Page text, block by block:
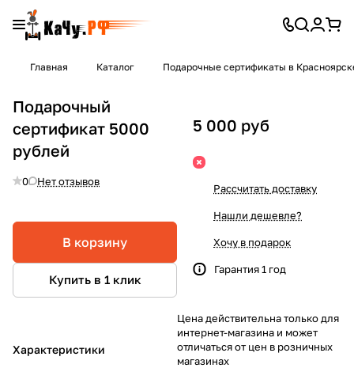
Главная Каталог Подарочные сертификаты в
Подарочный
сертификат 5000
рублей
0 Нет отзывов
В корзину
Купить в 1 клик
Характеристики
5 000 руб
Рассчитать доставку
Нашли дешевле?
Хочу в подарок
Гарантия 1 год
Цена действительна только для
интернет-магазина и может
отличаться от цен в розничных
магазинах